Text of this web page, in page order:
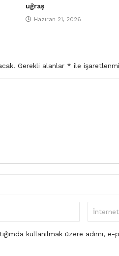
uğraş
Haziran 21, 2026
Gerekli alanlar * ile
kullanılmak üzere adımı,